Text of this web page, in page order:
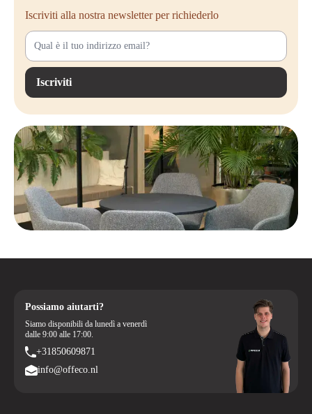
Iscriviti alla nostra newsletter per richiederlo
Iscriviti
Possiamo aiutarti?
Siamo disponibili da lunedì a venerdì
dalle 9:00 alle 17:00.
+31850609871
info@offeco.nl